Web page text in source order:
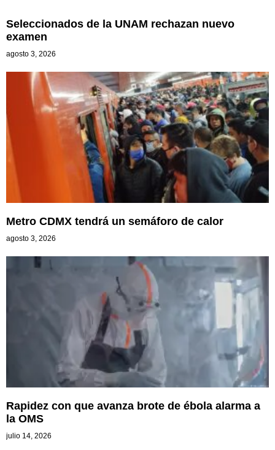
Seleccionados de la UNAM rechazan nuevo
examen
agosto 3, 2026
Metro CDMX tendrá un semáforo de calor
agosto 3, 2026
Rapidez con que avanza brote de ébola alarma a
la OMS
julio 14, 2026